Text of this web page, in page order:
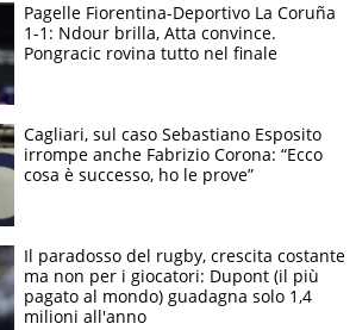
Pagelle Fiorentina-Deportivo La Coruña
1-1: Ndour brilla, Atta convince.
Pongracic rovina tutto nel finale
Cagliari, sul caso Sebastiano Esposito
irrompe anche Fabrizio Corona: “Ecco
cosa è successo, ho le prove”
Il paradosso del rugby, crescita costante
ma non per i giocatori: Dupont (il più
pagato al mondo) guadagna solo 1,4
milioni all'anno